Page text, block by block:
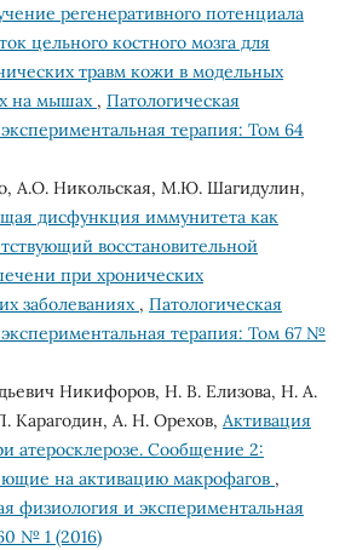
регенеративного потенциала
цельного костного мозга для
травм кожи в модельных
на мышах , Патологическая
терапия: Том 64
А.О. Никольская, М.Ю. Шагидулин,
дисфункция иммунитета как
восстановительной
при хронических
заболеваниях , Патологическая
терапия: Том 67 №
Никифоров, Н. В. Елизова, Н. А.
Карагодин, А. Н. Орехов, Активация
атеросклерозе. Сообщение 2:
на активацию макрофагов ,
физиология и экспериментальная
№ 1 (2016)